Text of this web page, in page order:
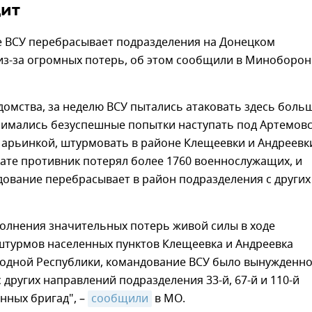
перебрасывает подразделения на Донецком
за огромных потерь, об этом сообщили в
за неделю ВСУ пытались атаковать здесь
безуспешные попытки наступать под
штурмовать в районе Клещеевки и
противник потерял более 1760 военнослужащих, и
перебрасывает в район подразделения с других
значительных потерь живой силы в ходе
населенных пунктов Клещеевка и Андреевка
Республики, командование ВСУ было вынужденно
направлений подразделения 33-й, 67-й и 110-й
бригад", – сообщили в МО.